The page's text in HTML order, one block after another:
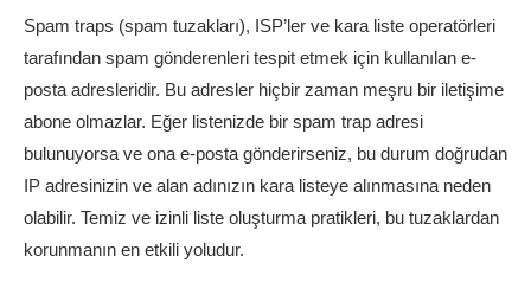
Spam traps (spam tuzakları), ISP’ler ve kara liste operatörleri
tarafından spam gönderenleri tespit etmek için kullanılan e-
posta adresleridir. Bu adresler hiçbir zaman meşru bir iletişime
abone olmazlar. Eğer listenizde bir spam trap adresi
bulunuyorsa ve ona e-posta gönderirseniz, bu durum doğrudan
IP adresinizin ve alan adınızın kara listeye alınmasına neden
olabilir. Temiz ve izinli liste oluşturma pratikleri, bu tuzaklardan
korunmanın en etkili yoludur.